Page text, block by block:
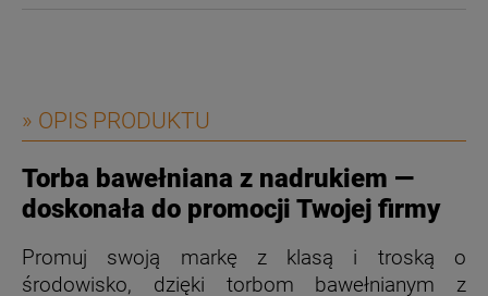
» OPIS PRODUKTU
Torba bawełniana z nadrukiem —
doskonała do promocji Twojej firmy
Promuj swoją markę z klasą i troską o
środowisko, dzięki torbom bawełnianym z